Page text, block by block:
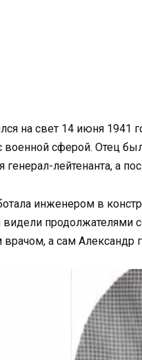
на свет 14 июня 1941
военной сферой. Отец
генерал-лейтенанта, а
инженером в
видели продолжателями
а сам Александр